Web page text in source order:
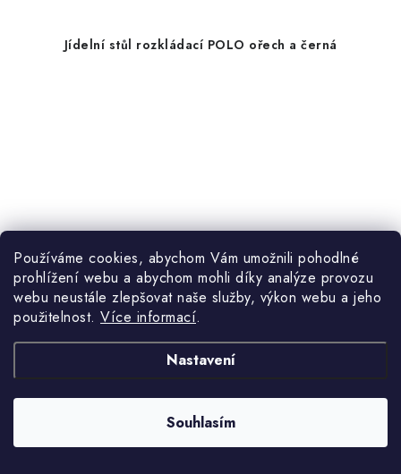
Používáme cookies, abychom Vám umožnili pohodlné
prohlížení webu a abychom mohli díky analýze provozu
webu neustále zlepšovat naše služby, výkon webu a jeho
použitelnost. Více informací.
Nastavení
Souhlasím
Jídelní stůl rozkládací POLO ořech a černá
3-6 týdnů